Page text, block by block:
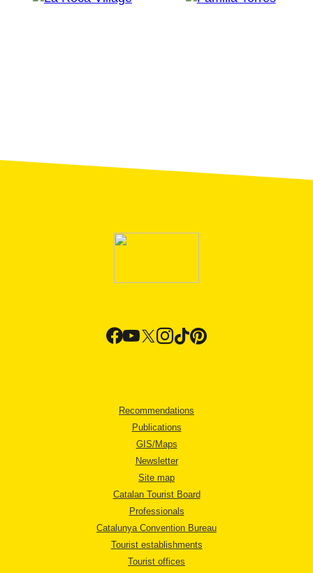
Recommendations
Publications
GIS/Maps
Newsletter
Site map
Catalan Tourist Board
Professionals
Catalunya Convention Bureau
Tourist establishments
Tourist offices